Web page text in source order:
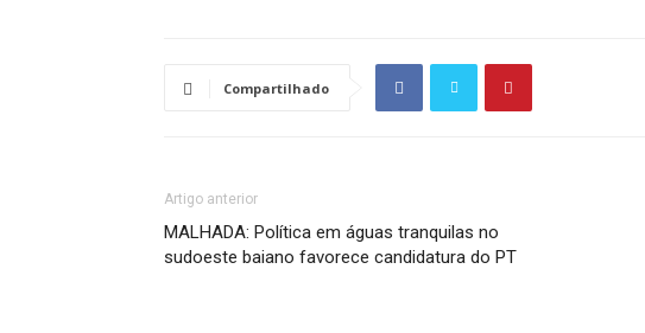
Compartilhado
Artigo anterior
MALHADA: Política em águas tranquilas no
sudoeste baiano favorece candidatura do PT